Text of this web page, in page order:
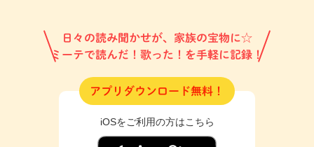
日々の読み聞かせが、家族の宝物に☆
ミーテで読んだ！歌った！を手軽に記録！
アプリダウンロード無料！
iOSをご利用の方はこちら